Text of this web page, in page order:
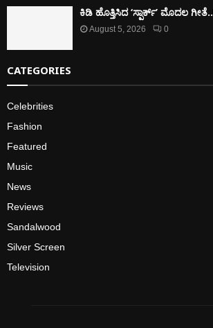
ಕಿಡಿ‌‌ ಹೊತ್ತಿಸಿದ ‘ಸ್ಪಾರ್ಕ್’ ಮೊದಲ‌
August 5, 2026 0
CATEGORIES
Celebrities
Fashion
Featured
Music
News
Reviews
Sandalwood
Silver Screen
Television